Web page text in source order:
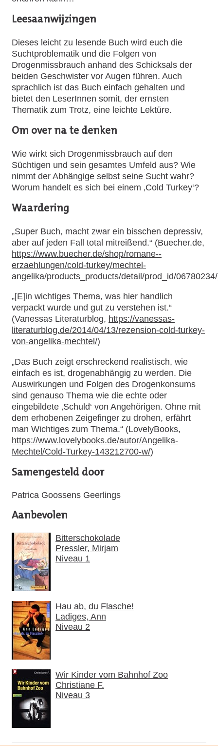
Leesaanwijzingen
Dieses leicht zu lesende Buch wird euch die
Suchtproblematik und die Folgen von
Drogenmissbrauch anhand des Schicksals der
beiden Geschwister vor Augen führen. Auch
sprachlich ist das Buch einfach gehalten und
bietet den LeserInnen somit, der ernsten
Thematik zum Trotz, eine leichte Lektüre.
Om over na te denken
Wie wirkt sich Drogenmissbrauch auf den
Süchtigen und sein gesamtes Umfeld aus? Wie
nimmt der Abhängige selbst seine Sucht wahr?
Worum handelt es sich bei einem ‚Cold Turkey‘?
Waardering
„Super Buch, macht zwar ein bisschen depressiv,
aber auf jeden Fall total mitreißend.“ (Buecher.de,
https://www.buecher.de/shop/romane--
erzaehlungen/cold-turkey/mechtel-
angelika/products_products/detail/prod_id/06780234/
„[E]in wichtiges Thema, was hier handlich
verpackt wurde und gut zu verstehen ist.“
(Vanessas Literaturblog, https://vanessas-
literaturblog.de/2014/04/13/rezension-cold-turkey-
von-angelika-mechtel/)
„Das Buch zeigt erschreckend realistisch, wie
einfach es ist, drogenabhängig zu werden. Die
Auswirkungen und Folgen des Drogenkonsums
sind genauso Thema wie die echte oder
eingebildete ‚Schuld‘ von Angehörigen. Ohne mit
dem erhobenen Zeigefinger zu drohen, erfährt
man Wichtiges zum Thema.“ (LovelyBooks,
https://www.lovelybooks.de/autor/Angelika-
Mechtel/Cold-Turkey-143212700-w/)
Samengesteld door
Patrica Goossens Geerlings
Aanbevolen
Bitterschokolade
Pressler, Mirjam
Niveau 1
Hau ab, du Flasche!
Ladiges, Ann
Niveau 2
Wir Kinder vom Bahnhof Zoo
Christiane F.
Niveau 3